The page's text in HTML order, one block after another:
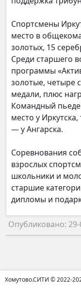
Спортсмены
место в
золотых, 15
Среди старшего
программы
золотые, четыре
медали, плюс
Командный
место у
— у Ангарска.
Соревнования
взрослых
школьники и
старшие
дипломы и
Опубликовано: 29-
Хомутово.СИТИ © 2022-